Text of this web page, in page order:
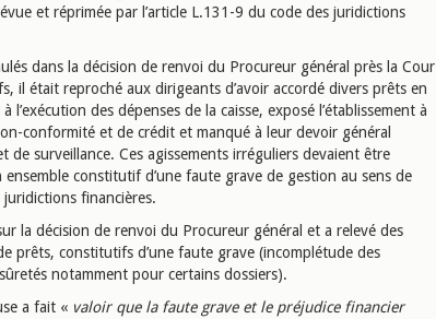
et réprimée par l’article L.131-9 du code des juridictions
dans la décision de renvoi du Procureur général près la Cour
il était reproché aux dirigeants d’avoir accordé divers prêts en
l’exécution des dépenses de la caisse, exposé l’établissement à
conformité et de crédit et manqué à leur devoir général
de surveillance. Ces agissements irréguliers devaient être
constitutif d’une faute grave de gestion au sens de
juridictions financières.
la décision de renvoi du Procureur général et a relevé des
prêts, constitutifs d’une faute grave (incomplétude des
notamment pour certains dossiers).
a fait « valoir que la faute grave et le préjudice financier